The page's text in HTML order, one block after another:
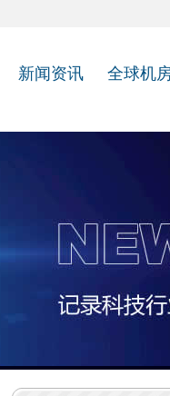
新闻资讯 全球机